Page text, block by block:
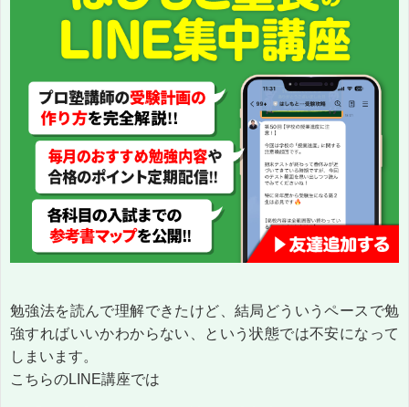
勉強法を読んで理解できたけど、結局どういうペースで勉
強すればいいかわからない、という状態では不安になって
しまいます。
こちらのLINE講座では